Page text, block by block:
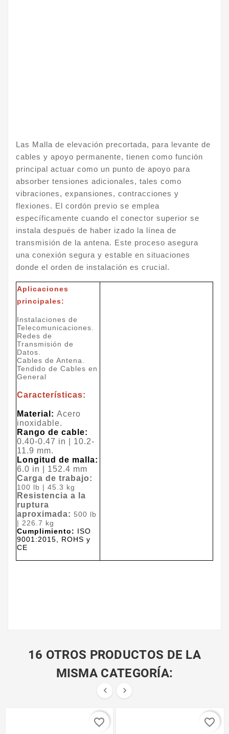
Las Malla de elevación precortada, para levante de
cables y apoyo permanente, tienen como función
principal actuar como un punto de apoyo para
absorber tensiones adicionales, tales como
vibraciones, expansiones, contracciones y
flexiones. El cordón previo se emplea
específicamente cuando el conector superior se
instala después de haber izado la línea de
transmisión de la antena. Este proceso asegura
una conexión segura y estable en situaciones
donde el orden de instalación es crucial.
Aplicaciones
principales:
Instalaciones de
Telecomunicaciones.
Redes de
Transmisión de
Datos.
Cables de Antena.
Tendido de Cables en
General
Características:
Material: Acero
inoxidable.
Rango de cable:
0.40-0.47 in | 10.2-
11.9 mm.
Longitud de malla:
6.0 in | 152.4 mm
Carga de trabajo:
100 lb | 45.3 kg
Resistencia a la
ruptura
aproximada: 500 lb
| 226.7 kg
Cumplimiento: ISO
9001:2015, ROHS y
CE
16 OTROS PRODUCTOS DE LA
MISMA CATEGORÍA:
 
favorite_border favorite_border